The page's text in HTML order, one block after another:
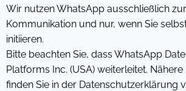
Wir nutzen WhatsApp ausschließlich
Kommunikation und nur, wenn Sie
initiieren.
Bitte beachten Sie, dass WhatsApp
Platforms Inc. (USA) weiterleitet.
finden Sie in der Datenschutzerklärung